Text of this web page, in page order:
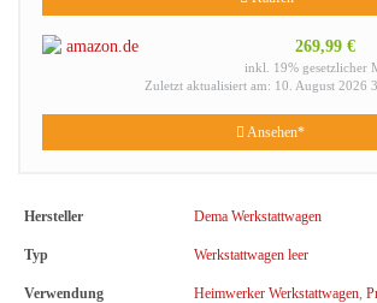
269,99 €
inkl. 19% gesetzlicher
Zuletzt aktualisiert am: 10. August 2026
Ansehen*
Hersteller Dema Werkstattwagen
Typ Werkstattwagen leer
Verwendung Heimwerker Werkstattwagen,